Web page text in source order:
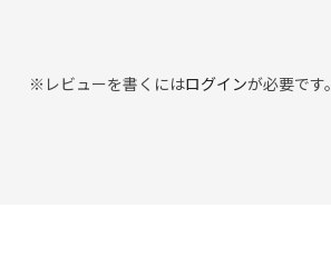
※レビューを書くにはログインが必要です。